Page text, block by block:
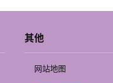
其他
网站地图